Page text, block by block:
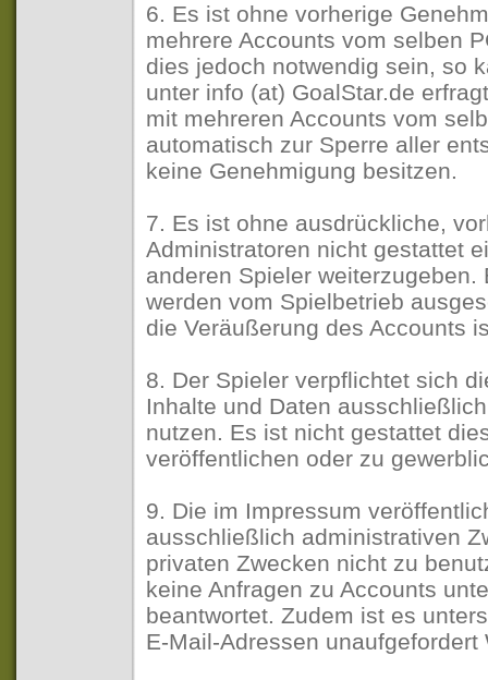
6. Es ist ohne vorherige
mehrere Accounts vom selben
dies jedoch notwendig sein, so
unter info (at) GoalStar.de
mit mehreren Accounts vom
automatisch zur Sperre aller
keine Genehmigung besitzen.
7. Es ist ohne ausdrückliche,
Administratoren nicht gestattet
anderen Spieler weiterzugeben.
werden vom Spielbetrieb
die Veräußerung des Accounts
8. Der Spieler verpflichtet sich
Inhalte und Daten
nutzen. Es ist nicht gestattet
veröffentlichen oder zu
9. Die im Impressum
ausschließlich administrativen
privaten Zwecken nicht zu
keine Anfragen zu Accounts
beantwortet. Zudem ist es
E-Mail-Adressen